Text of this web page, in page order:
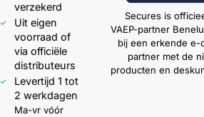
verzekerd
Uit eigen
voorraad of
via officiële
distributeurs
Levertijd 1 tot
2 werkdagen
Ma-vr vóór
Secures is
VAEP-partner
bij een erkende e-
partner met de
producten en